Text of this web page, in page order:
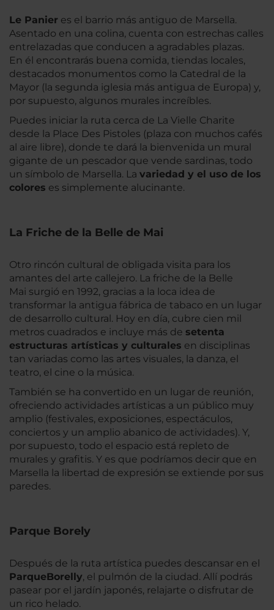
Le Panier es el barrio más antiguo de Marsella.
Asentado en una colina, cuenta con estrechas calles
entrelazadas que conducen a agradables plazas.
En él encontrarás buena comida, tiendas locales,
destacados monumentos como la Catedral de la
Mayor (la segunda iglesia más antigua de Europa) y,
por supuesto, algunos murales increíbles.
Puedes iniciar la ruta cerca de La Vielle Charite
desde la Place Des Pistoles (plaza con muchos cafés
al aire libre), donde te dará la bienvenida un mural
gigante de un pescador que vende sardinas, todo
un símbolo de Marsella. La variedad y el uso de los
colores es simplemente alucinante.
La Friche de la Belle de Mai
Otro rincón cultural de obligada visita para los
amantes del arte callejero. La friche de la Belle
Mai surgió en 1992, gracias a la loca idea de
transformar la antigua fábrica de tabaco en un lugar
de desarrollo cultural. Hoy en día, cubre cien mil
metros cuadrados e incluye más de setenta
estructuras artísticas y culturales en disciplinas
tan variadas como las artes visuales, la danza, el
teatro, el cine o la música.
También se ha convertido en un lugar de reunión,
ofreciendo actividades artísticas a un público muy
amplio (festivales, exposiciones, espectáculos,
conciertos y un amplio abanico de actividades). Y,
por supuesto, todo el espacio está repleto de
murales y grafitis. Y es que podríamos decir que en
Marsella la libertad de expresión se extiende por sus
paredes.
Parque Borely
Después de la ruta artística puedes descansar en el
ParqueBorelly, el pulmón de la ciudad. Allí podrás
pasear por el jardín japonés, relajarte o disfrutar de
un rico helado.